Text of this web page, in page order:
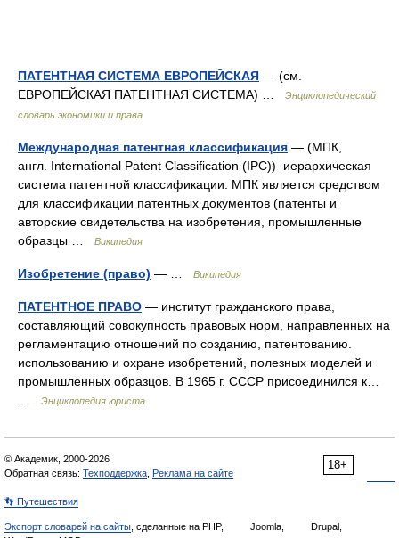
ПАТЕНТНАЯ СИСТЕМА ЕВРОПЕЙСКАЯ — (см.
ЕВРОПЕЙСКАЯ ПАТЕНТНАЯ СИСТЕМА) …
Энциклопедический
словарь экономики и права
Международная патентная классификация — (МПК,
англ. International Patent Classification (IPC)) иерархическая
система патентной классификации. МПК является средством
для классификации патентных документов (патенты и
авторские свидетельства на изобретения, промышленные
образцы …
Википедия
Изобретение (право) — … Википедия
ПАТЕНТНОЕ ПРАВО — институт гражданского права,
составляющий совокупность правовых норм, направленных на
регламентацию отношений по созданию, патентованию.
использованию и охране изобретений, полезных моделей и
промышленных образцов. В 1965 г. СССР присоединился к…
Энциклопедия юриста
18+
© Академик, 2000-2026
Обратная связь: Техподдержка Реклама на сайте
👣 Путешествия
Экспорт словарей на сайты , сделанные на PHP, Joomla,
Drupal,